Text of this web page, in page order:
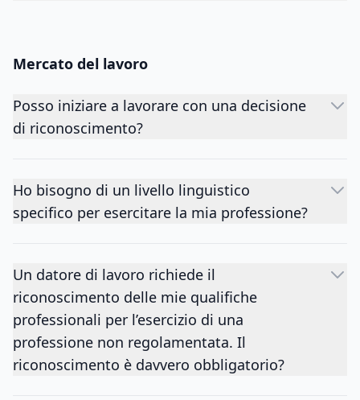
Mercato del lavoro
Posso iniziare a lavorare con una decisione
di riconoscimento?
Ho bisogno di un livello linguistico
specifico per esercitare la mia professione?
Un datore di lavoro richiede il
riconoscimento delle mie qualifiche
professionali per l’esercizio di una
professione non regolamentata. Il
riconoscimento è davvero obbligatorio?